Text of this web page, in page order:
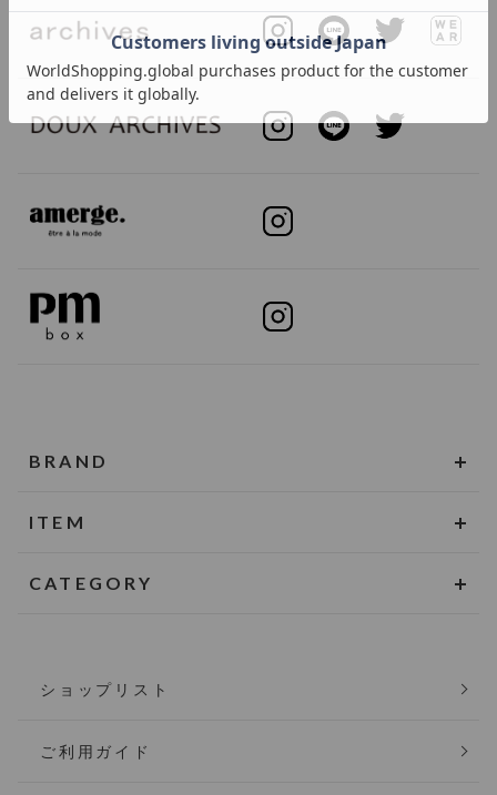
BRAND
ITEM
CATEGORY
ショップリスト
ご利用ガイド